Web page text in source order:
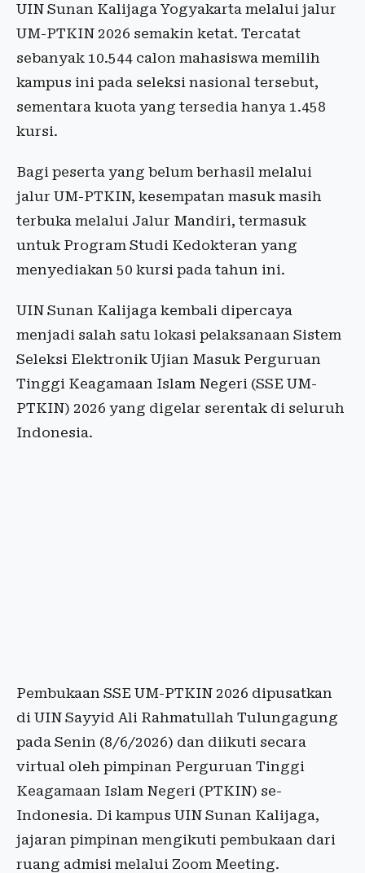
UIN Sunan Kalijaga Yogyakarta melalui jalur
UM-PTKIN 2026 semakin ketat. Tercatat
sebanyak 10.544 calon mahasiswa memilih
kampus ini pada seleksi nasional tersebut,
sementara kuota yang tersedia hanya 1.458
kursi.
Bagi peserta yang belum berhasil melalui
jalur UM-PTKIN, kesempatan masuk masih
terbuka melalui Jalur Mandiri, termasuk
untuk Program Studi Kedokteran yang
menyediakan 50 kursi pada tahun ini.
UIN Sunan Kalijaga kembali dipercaya
menjadi salah satu lokasi pelaksanaan Sistem
Seleksi Elektronik Ujian Masuk Perguruan
Tinggi Keagamaan Islam Negeri (SSE UM-
PTKIN) 2026 yang digelar serentak di seluruh
Indonesia.
Pembukaan SSE UM-PTKIN 2026 dipusatkan
di UIN Sayyid Ali Rahmatullah Tulungagung
pada Senin (8/6/2026) dan diikuti secara
virtual oleh pimpinan Perguruan Tinggi
Keagamaan Islam Negeri (PTKIN) se-
Indonesia. Di kampus UIN Sunan Kalijaga,
jajaran pimpinan mengikuti pembukaan dari
ruang admisi melalui Zoom Meeting.